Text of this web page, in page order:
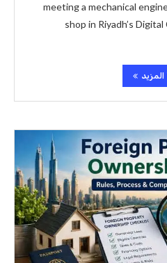
meeting a mechanical
shop in Riyadh’s
المزيد